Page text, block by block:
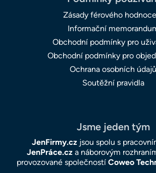
Zásady férového
Informační
Obchodní podmínky pro
Obchodní podmínky pro
Ochrana osobních údajů
Soutěžní pravidla
Jsme jeden tým
JenFirmy.czjsou spolu s
JenPráce.cza náborovým
provozované společností Coweo